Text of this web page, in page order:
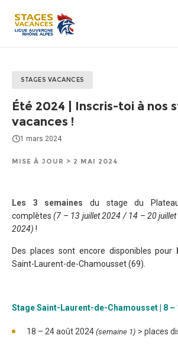
STAGES VACANCES
Été 2024 | Inscris-toi à nos
vacances !
1 mars 2024
MISE À JOUR > 2 MAI 2024
Les 3 semaines du stage du
complètes(7 – 13 juillet 2024 / 14 – 20
2024) !
Des places sont encore disponibles pour
Saint-Laurent-de-Chamousset (69).
Stage Saint-Laurent-de-Chamousset | 8 –
18 – 24 août 2024 (semaine 1) > places